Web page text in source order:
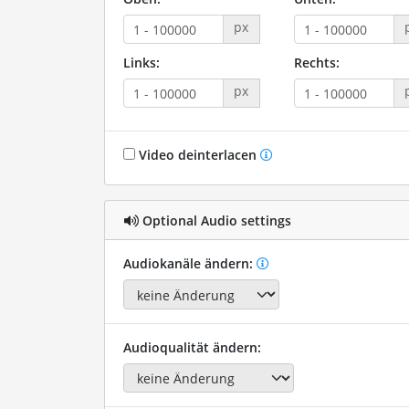
px
Links:
px
Rechts:
Video deinterlacen
Optional Audio settings
Audiokanäle ändern:
Audioqualität ändern: